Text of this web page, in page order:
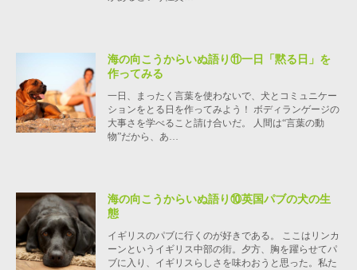
海の向こうからいぬ語り⑪一日「黙る日」を
作ってみる
一日、まったく言葉を使わないで、犬とコミュニケー
ションをとる日を作ってみよう！ ボディランゲージの
大事さを学べること請け合いだ。 人間は“言葉の動
物”だから、あ…
海の向こうからいぬ語り⑩英国パブの犬の生
態
イギリスのパブに行くのが好きである。 ここはリンカ
ーンというイギリス中部の街。夕方、胸を躍らせてパ
ブに入り、イギリスらしさを味わおうと思った。私た